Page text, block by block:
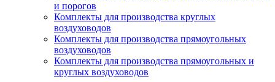
и порогов
Комплекты для производства круглых
воздуховодов
Комплекты для производства прямоугольных
воздуховодов
Комплекты для производства прямоугольных и
круглых воздуховодов